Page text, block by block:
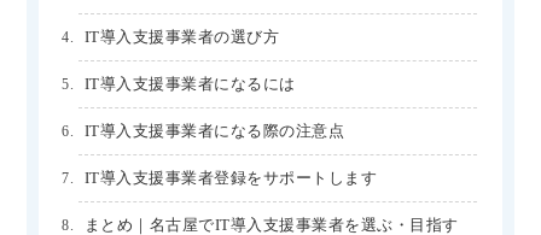
IT導入支援事業者の選び方
IT導入支援事業者になるには
IT導入支援事業者になる際の注意点
IT導入支援事業者登録をサポートします
まとめ｜名古屋でIT導入支援事業者を選ぶ・目指す